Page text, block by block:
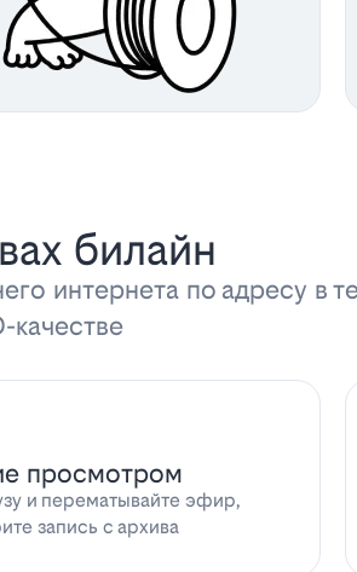
билайн
интернета по адресу в
качестве
просмотром
и перематывайте эфир,
запись с архива